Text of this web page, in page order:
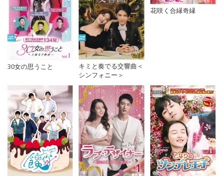
30女の思うこと
キミと奏でる交響曲＜
シンフォニー＞
花咲く合縁奇縁